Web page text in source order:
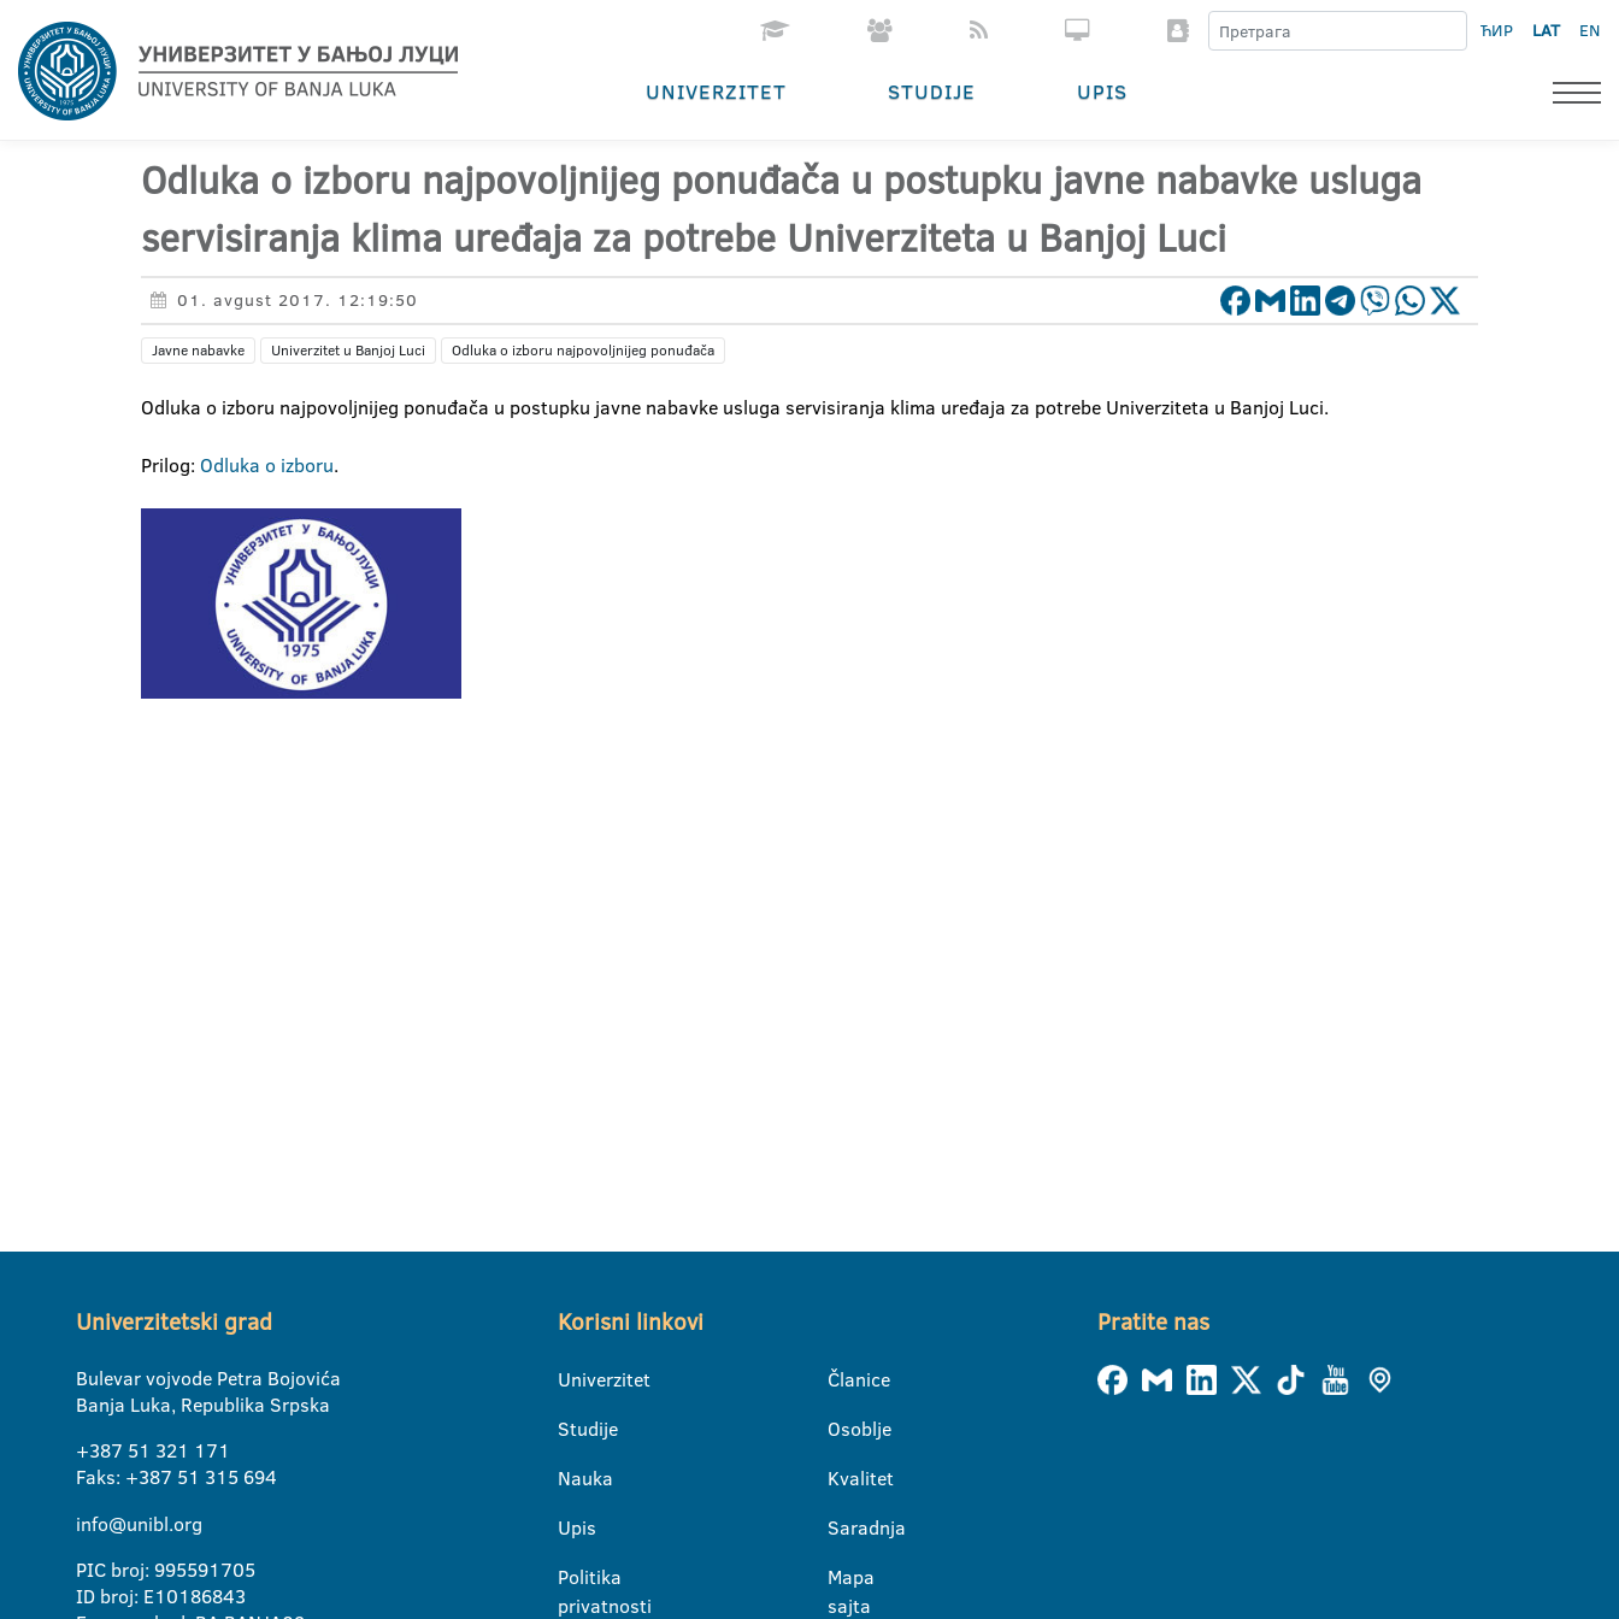
ЋИР LAT EN
UNIVERZITET STUDIJE UPIS
Odluka o izboru najpovoljnijeg ponuđača u postupku javne nabavke usluga
servisiranja klima uređaja za potrebe Univerziteta u Banjoj Luci
01. avgust 2017. 12:19:50
Javne nabavke Univerzitet u Banjoj Luci Odluka o izboru najpovoljnijeg ponuđača
Odluka o izboru najpovoljnijeg ponuđača u postupku javne nabavke usluga servisiranja klima uređaja za potrebe Univerziteta u Banjoj Luci.
Prilog: Odluka o izboru.
Univerzitetski grad
Bulevar vojvode Petra Bojovića
Banja Luka, Republika Srpska
+387 51 321 171
Faks: +387 51 315 694
info@unibl.org
PIC broj: 995591705
ID broj: E10186843
Korisni linkovi
Univerzitet
Studije
Nauka
Upis
Politika
privatnosti
Članice
Osoblje
Kvalitet
Saradnja
Mapa
sajta
Pratite nas